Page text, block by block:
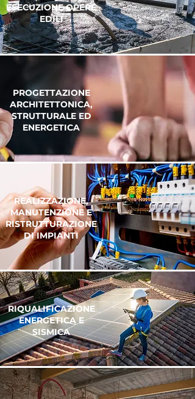
ESECUZIONE OPERE
EDILI
PROGETTAZIONE
ARCHITETTONICA,
STRUTTURALE ED
ENERGETICA
REALIZZAZIONE,
MANUTENZIONE E
RISTRUTTURAZIONE
DI IMPIANTI
RIQUALIFICAZIONE
ENERGETICA E
SISMICA